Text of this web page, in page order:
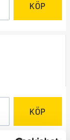
KÖP
KÖP